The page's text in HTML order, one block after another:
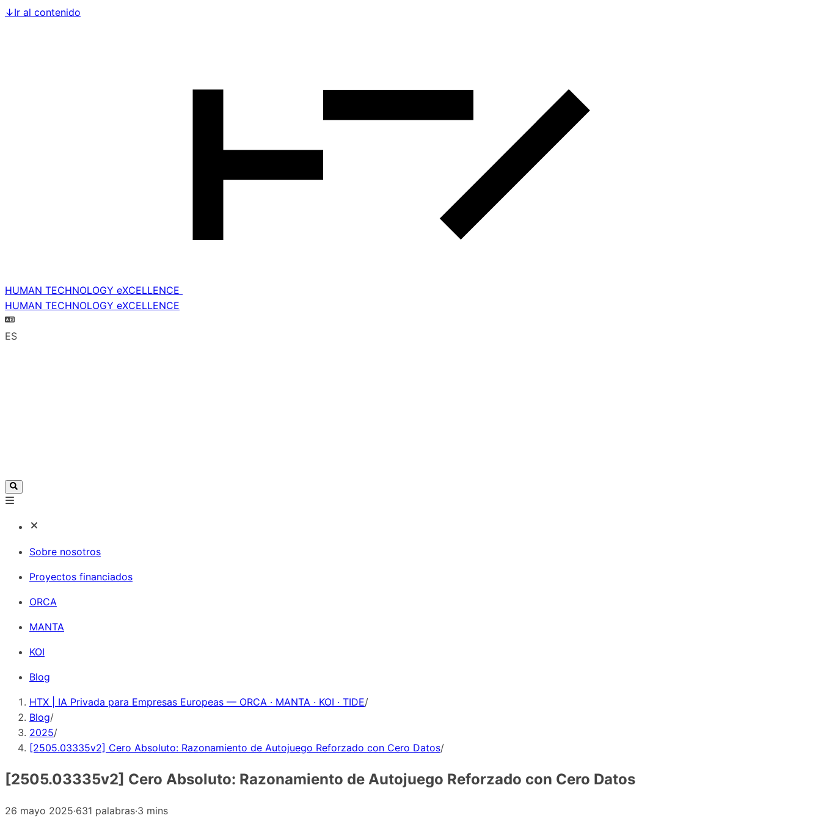
↓Ir al contenido
HUMAN TECHNOLOGY eXCELLENCE
HUMAN TECHNOLOGY eXCELLENCE
ES
Sobre nosotros
Proyectos financiados
ORCA
MANTA
KOI
Blog
HTX | IA Privada para Empresas Europeas — ORCA · MANTA · KOI · TIDE/
Blog/
2025/
[2505.03335v2] Cero Absoluto: Razonamiento de Autojuego Reforzado con Cero Datos/
[2505.03335v2] Cero Absoluto: Razonamiento de Autojuego Reforzado con Cero Datos
26 mayo 2025·631 palabras·3 mins